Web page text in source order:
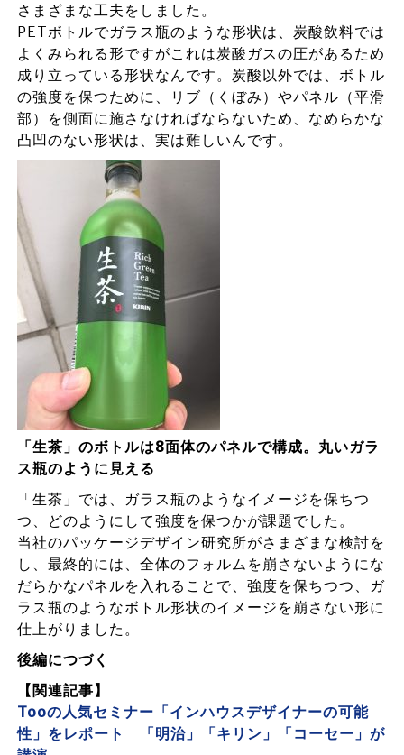
さまざまな工夫をしました。
PETボトルでガラス瓶のような形状は、炭酸飲料では
よくみられる形ですがこれは炭酸ガスの圧があるため
成り立っている形状なんです。炭酸以外では、ボトル
の強度を保つために、リブ（くぼみ）やパネル（平滑
部）を側面に施さなければならないため、なめらかな
凸凹のない形状は、実は難しいんです。
「生茶」のボトルは8面体のパネルで構成。丸いガラ
ス瓶のように見える
「生茶」では、ガラス瓶のようなイメージを保ちつ
つ、どのようにして強度を保つかが課題でした。
当社のパッケージデザイン研究所がさまざまな検討を
し、最終的には、全体のフォルムを崩さないようにな
だらかなパネルを入れることで、強度を保ちつつ、ガ
ラス瓶のようなボトル形状のイメージを崩さない形に
仕上がりました。
後編につづく
【関連記事】
Tooの人気セミナー「インハウスデザイナーの可能
性」をレポート 「明治」「キリン」「コーセー」が